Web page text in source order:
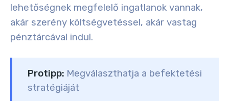
lehetőségnek megfelelő ingatlanok vannak,
akár szerény költségvetéssel, akár vastag
pénztárcával indul.
Protipp: Megválaszthatja a befektetési
stratégiáját